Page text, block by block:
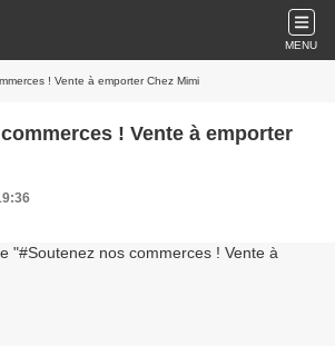
MENU
! Vente à emporter Chez Mimi
! Vente à emporter